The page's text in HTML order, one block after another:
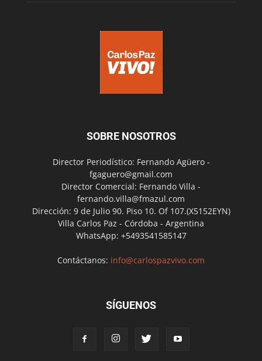
SOBRE NOSOTROS
Director Periodístico: Fernando Agüero -
fgaguero@gmail.com
Director Comercial: Fernando Villa -
fernando.villa@fmazul.com
Dirección: 9 de Julio 90. Piso 10. Of 107.(X5152EYN)
Villa Carlos Paz - Córdoba - Argentina
WhatsApp: +5493541585147
Contáctanos: info@carlospazvivo.com
SÍGUENOS